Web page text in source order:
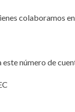
colaboramos
número de